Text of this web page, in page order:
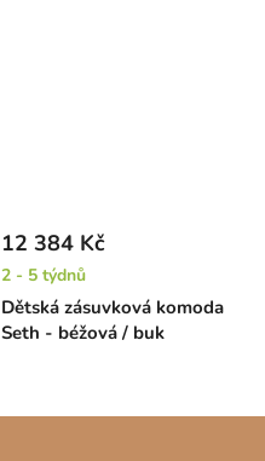
Dětská zásuvková komoda
Seth - béžová / buk
12 384 Kč
2 - 5 týdnů